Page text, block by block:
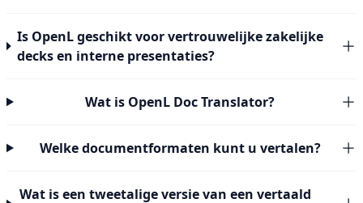
Is OpenL geschikt voor vertrouwelijke zakelijke
decks en interne presentaties?
Wat is OpenL Doc Translator?
Welke documentformaten kunt u vertalen?
Wat is een tweetalige versie van een vertaald